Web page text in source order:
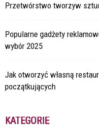
Przetwórstwo tworzyw
Popularne gadżety
wybór 2025
Jak otworzyć własną
początkujących
KATEGORIE